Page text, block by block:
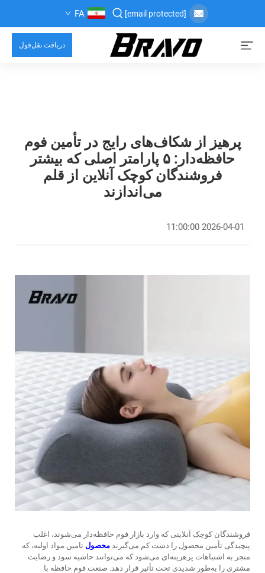
[email protected]
FA
دریافت نقل‌قول
پرهیز از شکاف‌های رایج در تأمین فوم
حافظه‌دار: ۵ پارامتر اصلی که بیشتر
فروشندگان کوچک آنلاین از قلم
می‌اندازند
2026-04-01 11:00:00
فروشندگان کوچک آنلاینی که وارد بازار فوم حافظه‌دار می‌شوند، اغلب
پیچیدگی تأمین محصول را دست کم می‌گیرند محصول تامین مواد اولیه، که
منجر به اشتباهات پرهزینه‌ای می‌شود که می‌توانند حاشیه سود و رضایت
مشتری را به‌طور شدیدی تحت تأثیر قرار دهد. صنعت فوم حافظه با